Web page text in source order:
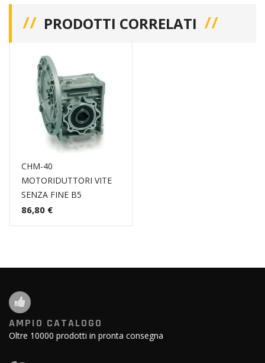
PRODOTTI CORRELATI
CHM-40
MOTORIDUTTORI VITE
SENZA FINE B5
86,80 €
AMPIO CATALOGO
Oltre 10000 prodotti in pronta consegna